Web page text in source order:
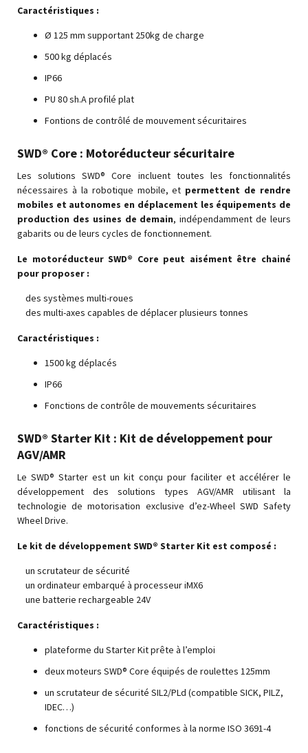
Caractéristiques :
Ø 125 mm supportant 250kg de charge
500 kg déplacés
IP66
PU 80 sh.A profilé plat
Fontions de contrôlé de mouvement sécuritaires
SWD® Core : Motoréducteur sécuritaire
Les solutions SWD® Core incluent toutes les fonctionnalités
nécessaires à la robotique mobile, et permettent de rendre
mobiles et autonomes en déplacement les équipements de
production des usines de demain, indépendamment de leurs
gabarits ou de leurs cycles de fonctionnement.
Le motoréducteur SWD® Core peut aisément être chainé
pour proposer :
des systèmes multi-roues
des multi-axes capables de déplacer plusieurs tonnes
Caractéristiques :
1500 kg déplacés
IP66
Fonctions de contrôle de mouvements sécuritaires
SWD® Starter Kit : Kit de développement pour
AGV/AMR
Le SWD® Starter est un kit conçu pour faciliter et accélérer le
développement des solutions types AGV/AMR utilisant la
technologie de motorisation exclusive d’ez-Wheel SWD Safety
Wheel Drive.
Le kit de développement SWD® Starter Kit est composé :
un scrutateur de sécurité
un ordinateur embarqué à processeur iMX6
une batterie rechargeable 24V
Caractéristiques :
plateforme du Starter Kit prête à l’emploi
deux moteurs SWD® Core équipés de roulettes 125mm
un scrutateur de sécurité SIL2/PLd (compatible SICK, PILZ,
IDEC…)
fonctions de sécurité conformes à la norme ISO 3691-4